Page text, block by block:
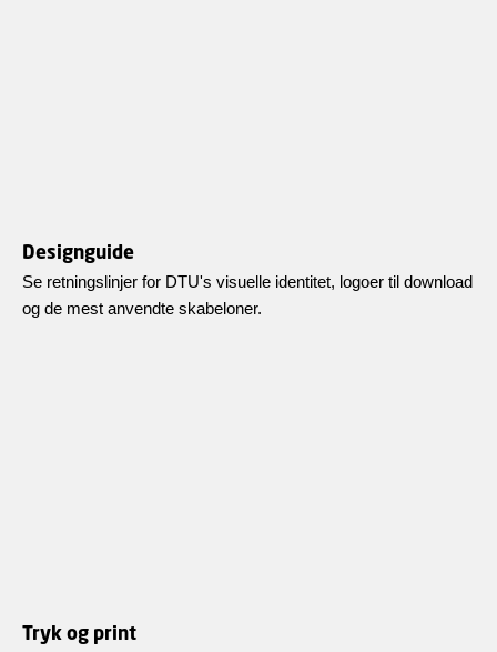
Designguide
Se retningslinjer for DTU's visuelle identitet, logoer til download
og de mest anvendte skabeloner.
Tryk og print